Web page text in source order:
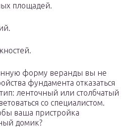
площадей.
форму веранды вы не
фундамента отказаться
ленточный или столбчатый
со специалистом.
ваша пристройка
домик?